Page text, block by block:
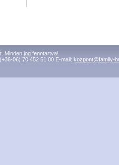
Minden jog fenntartva!
06) 70 452 51 00 E-mail: kozpont@family-